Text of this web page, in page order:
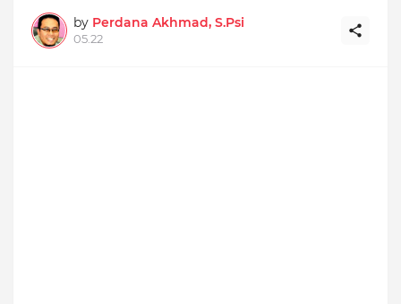
by Perdana Akhmad, S.Psi
05.22